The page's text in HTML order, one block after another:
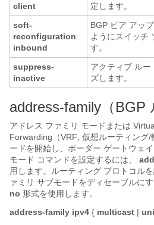
client
定します。
soft-
reconfiguration
inbound
BGP ピア アッ
ようにスイッチ
す。
suppress-
inactive
アクティブ ルー
ズします。
address-family（BGP
アドレス ファミリ モードまたは
Forwarding（VRF; 仮想ルーティング
ードを開始し、ボーダー ゲートウェ
モード コマンドを設定するには、
用します。ルーティング プロトコル
ァミリ サブモードをディセーブルに
no 形式を使用します。
address-family ipv4 { multicast |